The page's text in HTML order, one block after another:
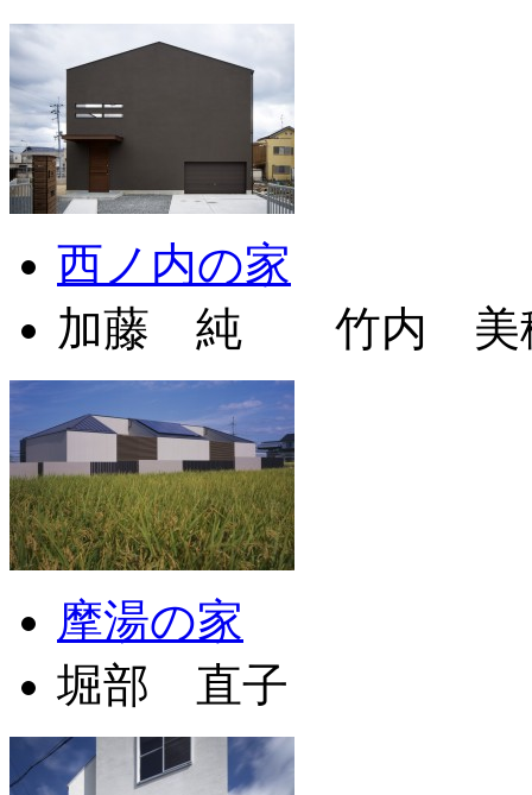
西ノ内の家
加藤 純 竹内 美
摩湯の家
堀部 直子